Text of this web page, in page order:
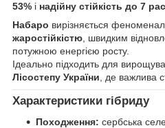
53% і надійну стійкість до 7
Набаро вирізняється
жаростійкістю, швидким
потужною енергією росту.
Ідеально підходить для
Лісостепу України, де важлива
Характеристики гібриду
Походження: сербська